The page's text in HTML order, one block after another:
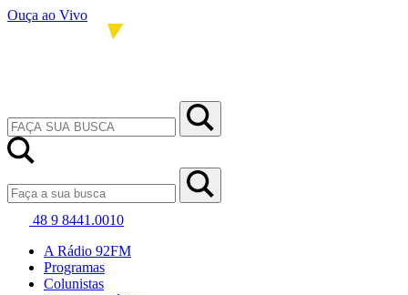
Ouça ao Vivo
48 9 8441.0010
A Rádio 92FM
Programas
Colunistas